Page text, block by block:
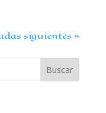
siguientes »